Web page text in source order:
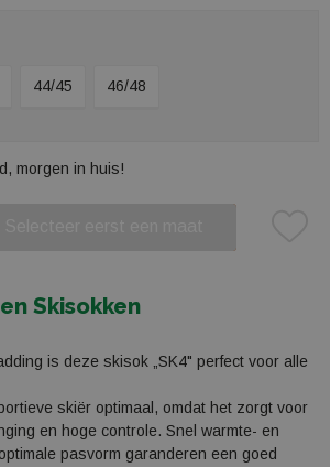
44/45 46/48
morgen in huis!
Skisokken
is deze skisok „SK4" perfect voor alle
skiër optimaal, omdat het zorgt voor
en hoge controle. Snel warmte- en
pasvorm garanderen een goed